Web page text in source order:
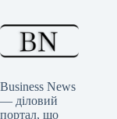
Business News
— діловий
портал, що